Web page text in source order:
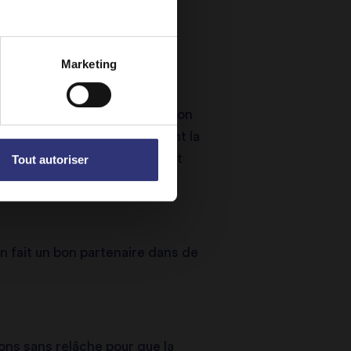
Marketing
Tout autoriser
sa longueur sèche pendant la
la longueur. Ils conservent
fait un bon partenaire dans de
sans relâche pour que la